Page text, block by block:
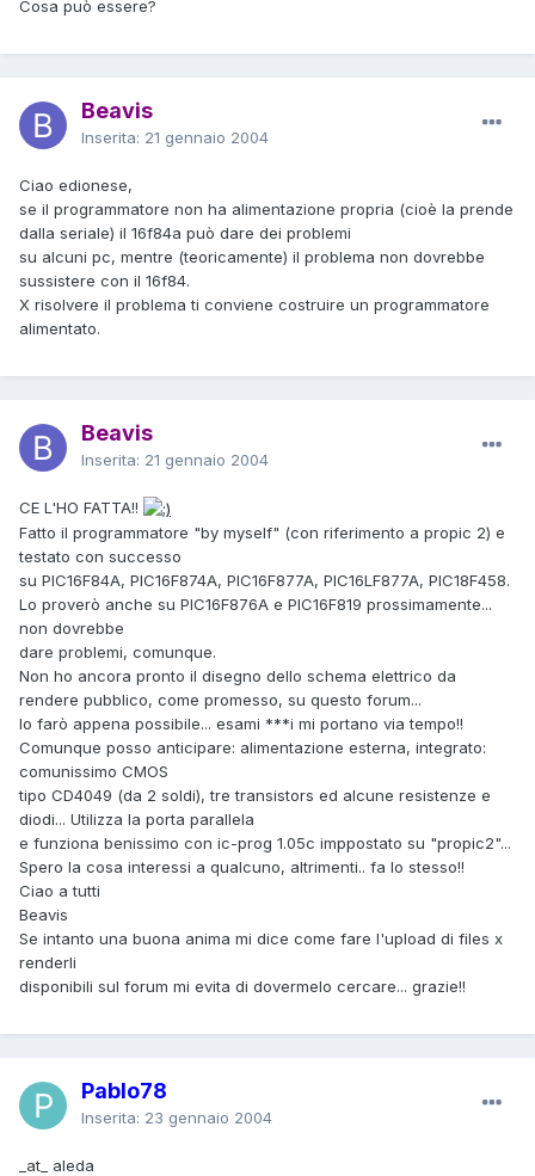
Cosa può essere?
Beavis
Inserita: 21 gennaio 2004
Ciao edionese,
se il programmatore non ha alimentazione propria (cioè la prende
dalla seriale) il 16f84a può dare dei problemi
su alcuni pc, mentre (teoricamente) il problema non dovrebbe
sussistere con il 16f84.
X risolvere il problema ti conviene costruire un programmatore
alimentato.
Beavis
Inserita: 21 gennaio 2004
CE L'HO FATTA!!
Fatto il programmatore "by myself" (con riferimento a propic 2) e
testato con successo
su PIC16F84A, PIC16F874A, PIC16F877A, PIC16LF877A, PIC18F458.
Lo proverò anche su PIC16F876A e PIC16F819 prossimamente...
non dovrebbe
dare problemi, comunque.
Non ho ancora pronto il disegno dello schema elettrico da
rendere pubblico, come promesso, su questo forum...
lo farò appena possibile... esami ***i mi portano via tempo!!
Comunque posso anticipare: alimentazione esterna, integrato:
comunissimo CMOS
tipo CD4049 (da 2 soldi), tre transistors ed alcune resistenze e
diodi... Utilizza la porta parallela
e funziona benissimo con ic-prog 1.05c imppostato su "propic2"...
Spero la cosa interessi a qualcuno, altrimenti.. fa lo stesso!!
Ciao a tutti
Beavis
Se intanto una buona anima mi dice come fare l'upload di files x
renderli
disponibili sul forum mi evita di dovermelo cercare... grazie!!
Pablo78
Inserita: 23 gennaio 2004
_at_ aleda